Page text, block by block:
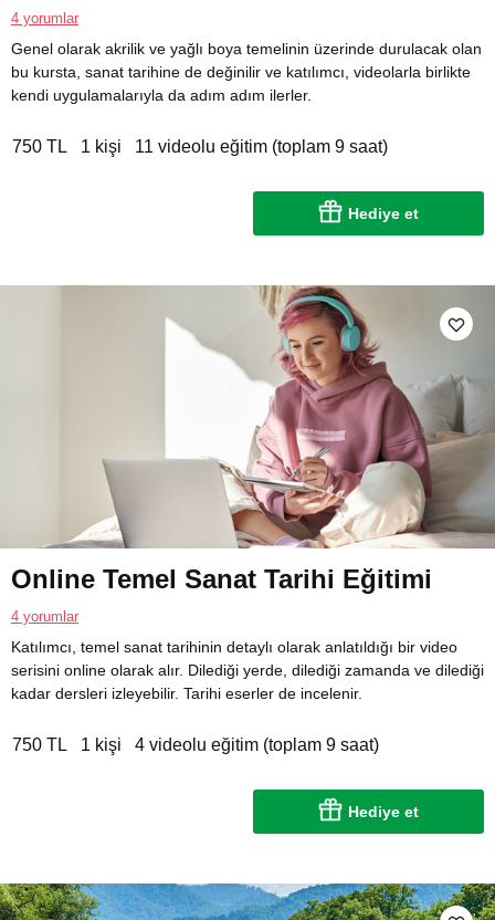
4 yorumlar
Genel olarak akrilik ve yağlı boya temelinin üzerinde durulacak olan
bu kursta, sanat tarihine de değinilir ve katılımcı, videolarla birlikte
kendi uygulamalarıyla da adım adım ilerler.
750 TL 1 kişi 11 videolu eğitim (toplam 9 saat)
Hediye et
Online Temel Sanat Tarihi Eğitimi
4 yorumlar
Katılımcı, temel sanat tarihinin detaylı olarak anlatıldığı bir video
serisini online olarak alır. Dilediği yerde, dilediği zamanda ve dilediği
kadar dersleri izleyebilir. Tarihi eserler de incelenir.
750 TL 1 kişi 4 videolu eğitim (toplam 9 saat)
Hediye et